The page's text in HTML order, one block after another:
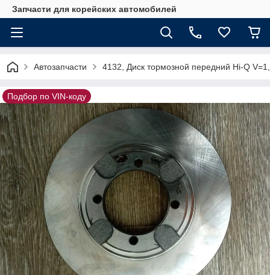
Запчасти для корейских автомобилей
Автозапчасти 4132, Диск тормозной передний Hi-Q
Подбор по VIN-коду